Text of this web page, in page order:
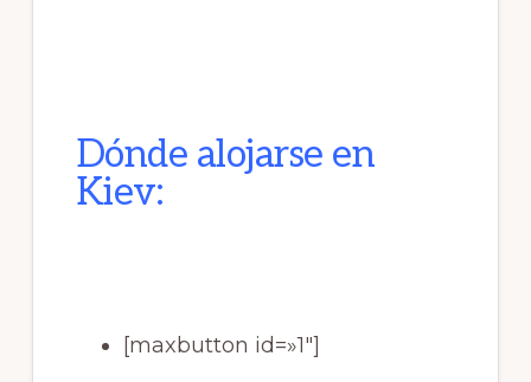
Dónde alojarse en
Kiev:
[maxbutton id=»1″]